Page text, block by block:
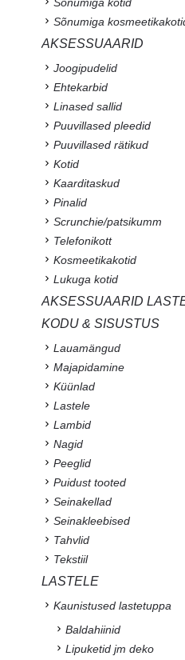
Sõnumiga
AKSESSUAARID
Joogipudelid
Ehtekarbid
Linased sallid
Puuvillased pleedid
Puuvillased rätikud
Kotid
Kaarditaskud
Pinalid
Scrunchie/patsikumm
Telefonikott
Kosmeetikakotid
Lukuga kotid
AKSESSUAARID
KODU & SISUSTUS
Lauamängud
Majapidamine
Küünlad
Lastele
Lambid
Nagid
Peeglid
Puidust tooted
Seinakellad
Seinakleebised
Tahvlid
Tekstiil
LASTELE
Kaunistused lastetuppa
Baldahiinid
Lipuketid jm deko